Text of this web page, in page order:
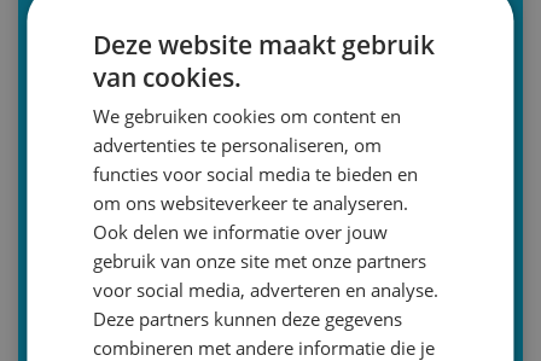
Voor wie: groep 7 en 8
Wanneer: tijdensalleschoolvakanties en dagen op
basis van overleg
Bilthoven | Zeist | Utrecht
030-2293579 (optie 2)
info@malthastudiecoaching.nl
Inschrijven
Of bent u op zoek naar een andere dienst
Deze website maakt gebruik
van cookies.
We gebruiken cookies om content en
advertenties te personaliseren, om
functies voor social media te bieden en
om ons websiteverkeer te analyseren.
Ook delen we informatie over jouw
gebruik van onze site met onze partners
voor social media, adverteren en analyse.
Deze partners kunnen deze gegevens
combineren met andere informatie die je